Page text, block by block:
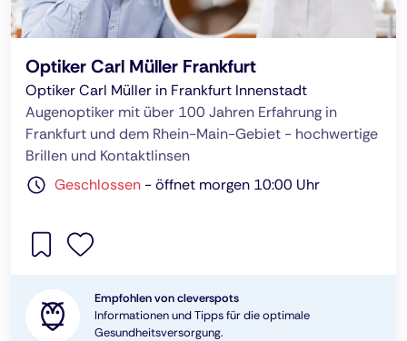
Optiker Carl Müller Frankfurt
Optiker Carl Müller in Frankfurt Innenstadt
Augenoptiker mit über 100 Jahren Erfahrung in
Frankfurt und dem Rhein-Main-Gebiet - hochwertige
Brillen und Kontaktlinsen
Geschlossen -öffnet morgen 10:00 Uhr
Empfohlen von cleverspots
Informationen und Tipps für die optimale
Gesundheitsversorgung.